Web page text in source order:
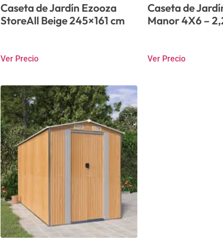
Caseta de Jardín Ezooza
StoreAll Beige 245×161 cm
Ver Precio
Caseta de
Manor 4X6 –
Ver Precio